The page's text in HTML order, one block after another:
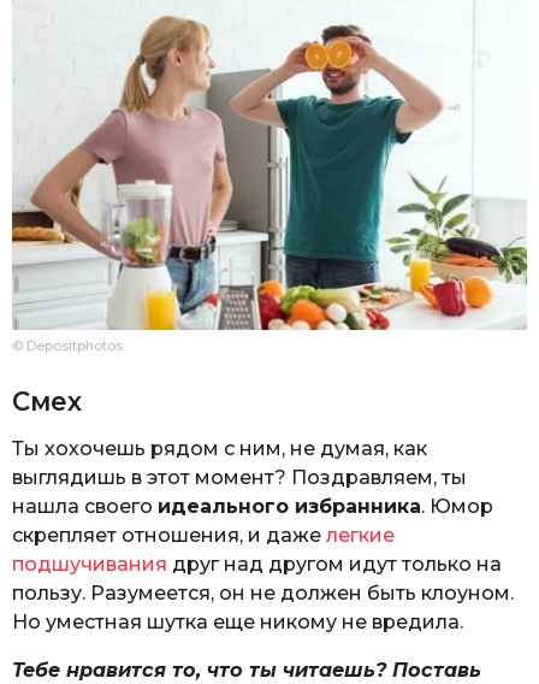
© Depositphotos
Смех
Ты хохочешь рядом с ним, не думая, как
выглядишь в этот момент? Поздравляем, ты
нашла своего идеального избранника. Юмор
скрепляет отношения, и даже легкие
подшучивания друг над другом идут только на
пользу. Разумеется, он не должен быть клоуном.
Но уместная шутка еще никому не вредила.
Тебе нравится то, что ты читаешь? Поставь